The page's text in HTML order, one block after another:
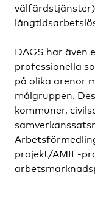
DAGS har även
professionella
på olika arenor
målgruppen.
kommuner,
projekt/AMIF-